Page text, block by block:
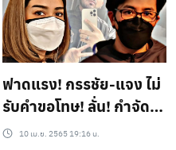
ฟาดแรง! กรรชัย-แจง ไม่
รับคำขอโทษ! ลั่น! กำจัด
สิ่งไม่พึ่งประสงค์ออกไป
10 เม.ย. 2565 19:16 น.